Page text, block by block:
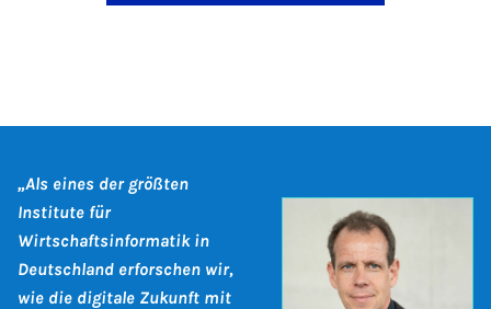
„Als eines der größten
Institute für
Wirtschaftsinformatik in
Deutschland erforschen wir,
wie die digitale Zukunft mit